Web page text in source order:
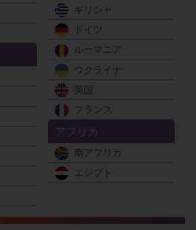
ギリシャ
ドイツ
ルーマニア
ウクライナ
英国
フランス
アフリカ
南アフリカ
エジプト